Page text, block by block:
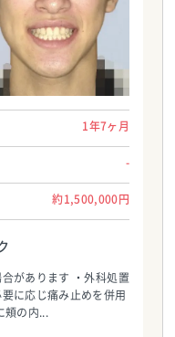
人NATURALEE_さわだデンタルクリ
1年7ヶ月
-
約1,500,000円
があります ・外科処置
に応じ痛み止めを併用
の内...